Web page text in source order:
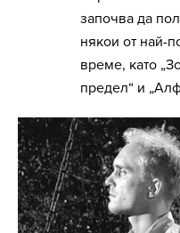
започва да
някои от най-
време, като
предел“ и